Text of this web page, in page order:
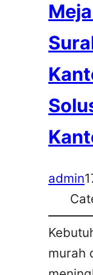
admin
murah